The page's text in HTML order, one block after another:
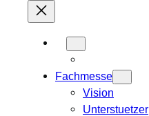
Fachmesse
Vision
Unterstuetzer